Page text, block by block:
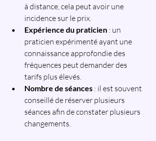
à distance, cela peut avoir une
incidence sur le prix.
Expérience du praticien : un
praticien expérimenté ayant une
connaissance approfondie des
fréquences peut demander des
tarifs plus élevés.
Nombre de séances : il est souvent
conseillé de réserver plusieurs
séances afin de constater plusieurs
changements.